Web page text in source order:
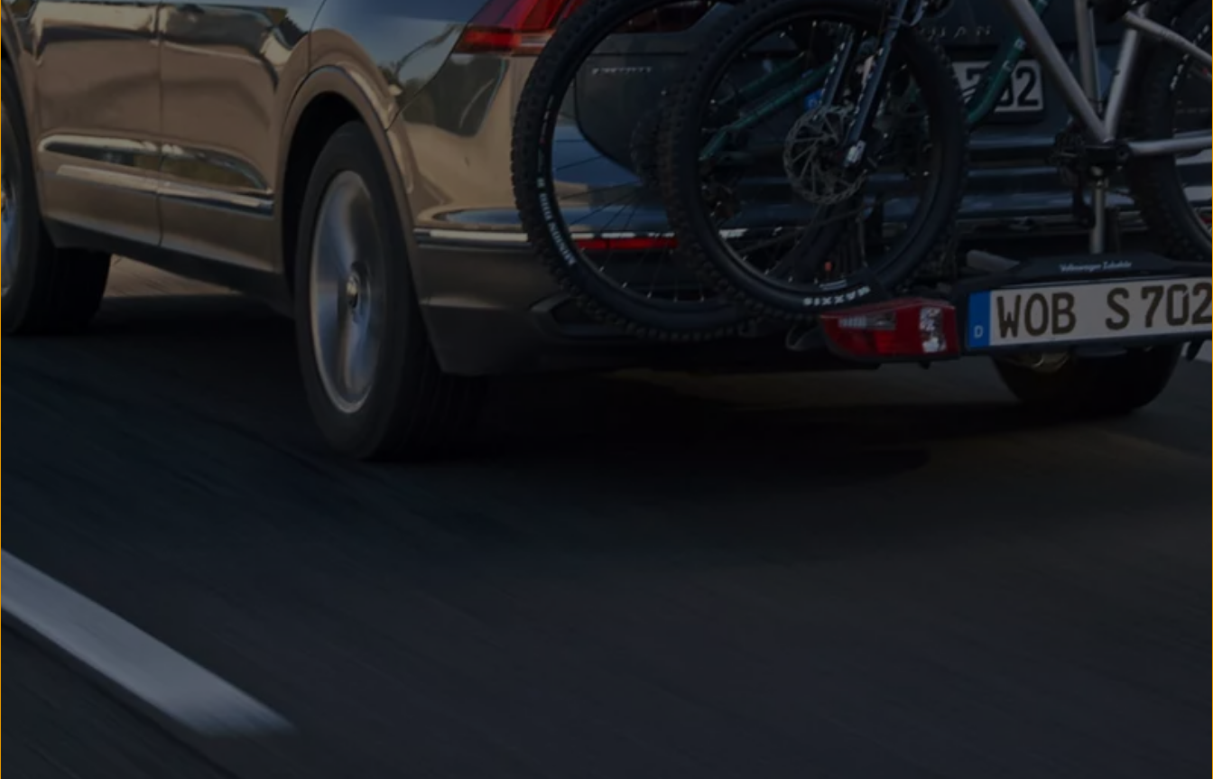
Informator o pojeździe
Gwarancje
Lampki ostrzegawcze i sygnalizacyjne
Starsze modele i generacje – archiwum oraz dane techniczne
Certyfikaty
Dla przyszłych użytkowników Volkswagena
Dla obecnych użytkowników Volkswagena
Sezonowe usługi serwisowe
Korzyści autoryzowanego serwisowania
Informacje dla warsztatów
Volkswagen Magazine
Lifestyle
Eksploatacja
Samochody hybrydowe
SUV-y
Nowy samochód krok po kroku – poradnik zakupu i finansowania
Samochody ekonomiczne i ekologiczne